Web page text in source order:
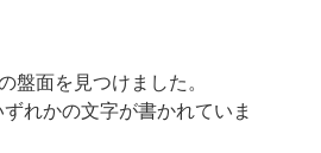
盤面を見つけました。
れかの文字が書かれていま